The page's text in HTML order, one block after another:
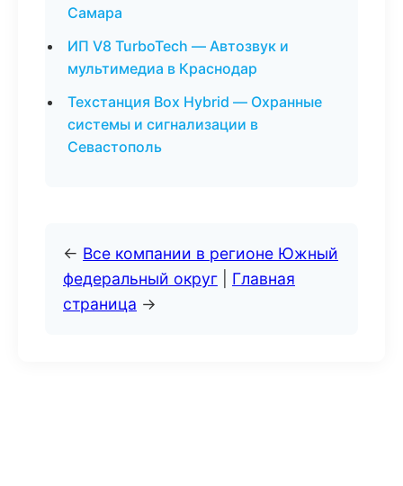
Самара
ИП V8 TurboTech — Автозвук и
мультимедиа в Краснодар
Техстанция Box Hybrid — Охранные
системы и сигнализации в
Севастополь
← Все компании в регионе Южный
федеральный округ
Главная
страница →